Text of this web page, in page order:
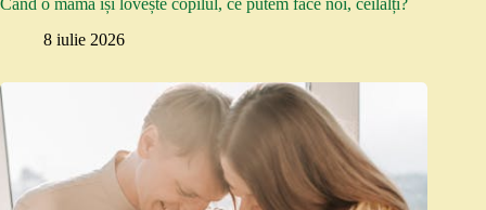
Când o mamă își lovește copilul, ce putem face noi, ceilalți?
8 iulie 2026